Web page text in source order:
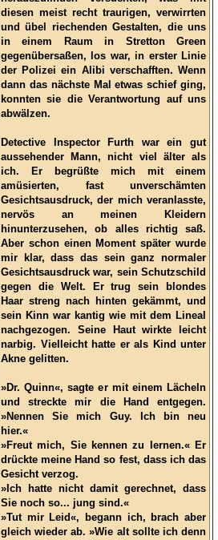
diesen meist recht traurigen, verwirrten
und übel riechenden Gestalten, die uns
in einem Raum in Stretton Green
gegenübersaßen, los war, in erster Linie
der Polizei ein Alibi verschafften. Wenn
dann das nächste Mal etwas schief ging,
konnten sie die Verantwortung auf uns
abwälzen.
Detective Inspector Furth war ein gut
aussehender Mann, nicht viel älter als
ich. Er begrüßte mich mit einem
amüsierten, fast unverschämten
Gesichtsausdruck, der mich veranlasste,
nervös an meinen Kleidern
hinunterzusehen, ob alles richtig saß.
Aber schon einen Moment später wurde
mir klar, dass das sein ganz normaler
Gesichtsausdruck war, sein Schutzschild
gegen die Welt. Er trug sein blondes
Haar streng nach hinten gekämmt, und
sein Kinn war kantig wie mit dem Lineal
nachgezogen. Seine Haut wirkte leicht
narbig. Vielleicht hatte er als Kind unter
Akne gelitten.
»Dr. Quinn«, sagte er mit einem Lächeln
und streckte mir die Hand entgegen.
»Nennen Sie mich Guy. Ich bin neu
hier.«
»Freut mich, Sie kennen zu lernen.« Er
drückte meine Hand so fest, dass ich das
Gesicht verzog.
»Ich hatte nicht damit gerechnet, dass
Sie noch so... jung sind.«
»Tut mir Leid«, begann ich, brach aber
gleich wieder ab. »Wie alt sollte ich denn